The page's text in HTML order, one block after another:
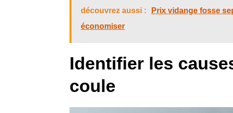
découvrez aussi :
Prix vidange fosse
économiser
Identifier les
coule